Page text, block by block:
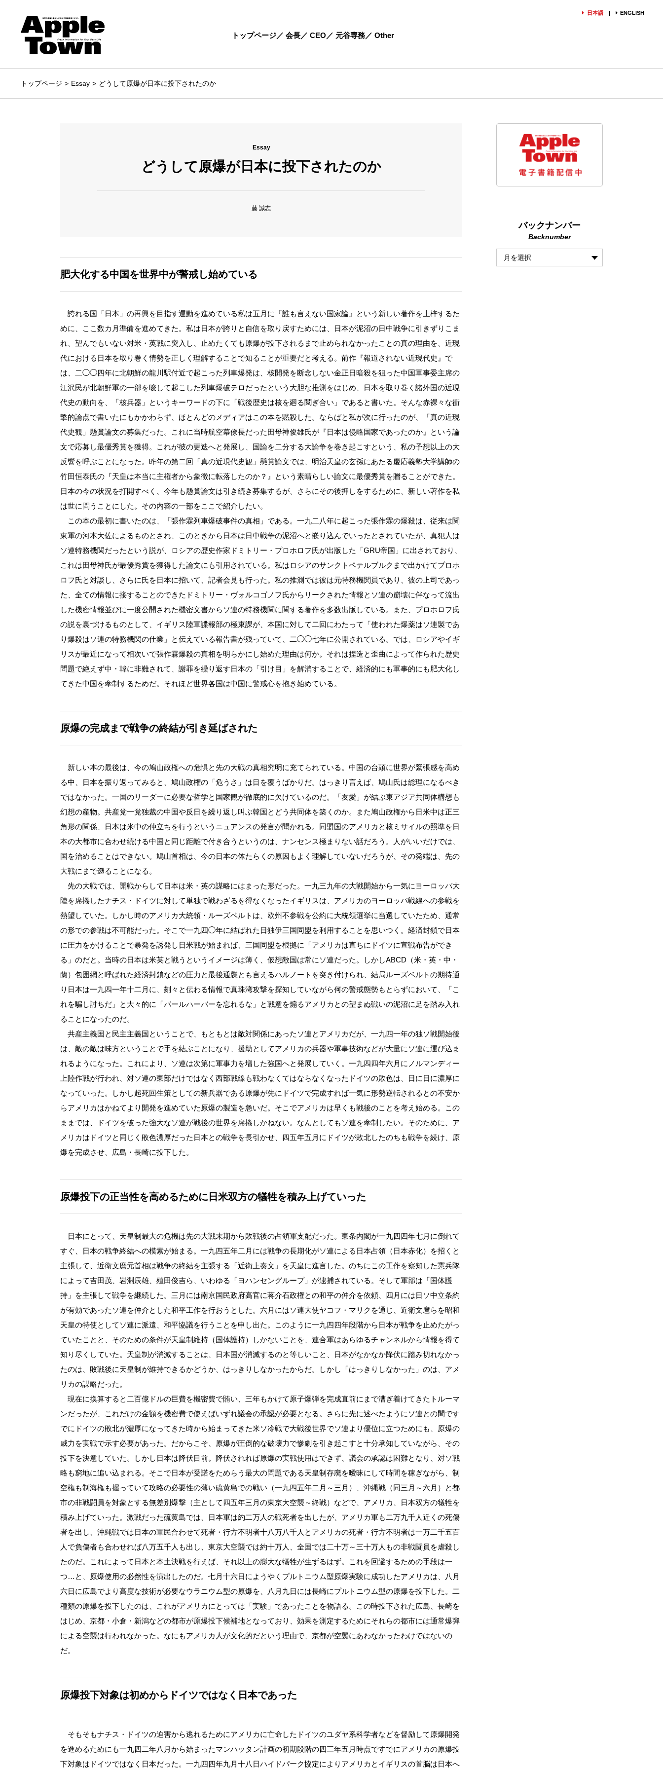
日本語 ENGLISH
トップページ 会長 CEO 元谷専務 Other
トップページ Essay どうして原爆が日本に投下されたのか
Essay
どうして原爆が日本に投下されたのか
藤 誠志
肥大化する中国を世界中が警戒し始めている
誇れる国「日本」の再興を目指す運動を進めている私は五月に『誰も言えない国家論』という新しい著作を上梓するた
めに、ここ数カ月準備を進めてきた。私は日本が誇りと自信を取り戻すためには、日本が泥沼の日中戦争に引きずりこま
れ、望んでもいない対米・英戦に突入し、止めたくても原爆が投下されるまで止められなかったことの真の理由を、近現
代における日本を取り巻く情勢を正しく理解することで知ることが重要だと考える。前作『報道されない近現代史』で
は、二◯◯四年に北朝鮮の龍川駅付近で起こった列車爆発は、核開発を断念しない金正日暗殺を狙った中国軍事委主席の
江沢民が北朝鮮軍の一部を唆して起こした列車爆破テロだったという大胆な推測をはじめ、日本を取り巻く諸外国の近現
代史の動向を、「核兵器」というキーワードの下に「戦後歴史は核を廻る鬩ぎ合い」であると書いた。そんな赤裸々な衝
撃的論点で書いたにもかかわらず、ほとんどのメディアはこの本を黙殺した。ならばと私が次に行ったのが、「真の近現
代史観」懸賞論文の募集だった。これに当時航空幕僚長だった田母神俊雄氏が『日本は侵略国家であったのか』という論
文で応募し最優秀賞を獲得。これが彼の更迭へと発展し、国論を二分する大論争を巻き起こすという、私の予想以上の大
反響を呼ぶことになった。昨年の第二回「真の近現代史観」懸賞論文では、明治天皇の玄孫にあたる慶応義塾大学講師の
竹田恒泰氏の『天皇は本当に主権者から象徴に転落したのか？』という素晴らしい論文に最優秀賞を贈ることができた。
日本の今の状況を打開すべく、今年も懸賞論文は引き続き募集するが、さらにその後押しをするために、新しい著作を私
は世に問うことにした。その内容の一部をここで紹介したい。
この本の最初に書いたのは、「張作霖列車爆破事件の真相」である。一九二八年に起こった張作霖の爆殺は、従来は関
東軍の河本大佐によるものとされ、このときから日本は日中戦争の泥沼へと嵌り込んでいったとされていたが、真犯人は
ソ連特務機関だったという説が、ロシアの歴史作家ドミトリー・プロホロフ氏が出版した「GRU帝国」に出されており、
これは田母神氏が最優秀賞を獲得した論文にも引用されている。私はロシアのサンクトペテルブルクまで出かけてプロホ
ロフ氏と対談し、さらに氏を日本に招いて、記者会見も行った。私の推測では彼は元特務機関員であり、彼の上司であっ
た、全ての情報に接することのできたドミトリー・ヴォルコゴノフ氏からリークされた情報とソ連の崩壊に伴なって流出
した機密情報並びに一度公開された機密文書からソ連の特務機関に関する著作を多数出版している。また、プロホロフ氏
の説を裏づけるものとして、イギリス陸軍諜報部の極東課が、本国に対して二回にわたって「使われた爆薬はソ連製であ
り爆殺はソ連の特務機関の仕業」と伝えている報告書が残っていて、二◯◯七年に公開されている。では、ロシアやイギ
リスが最近になって相次いで張作霖爆殺の真相を明らかにし始めた理由は何か。それは捏造と歪曲によって作られた歴史
問題で絶えず中・韓に非難されて、謝罪を繰り返す日本の「引け目」を解消することで、経済的にも軍事的にも肥大化し
てきた中国を牽制するためだ。それほど世界各国は中国に警戒心を抱き始めている。
原爆の完成まで戦争の終結が引き延ばされた
新しい本の最後は、今の鳩山政権への危惧と先の大戦の真相究明に充てられている。中国の台頭に世界が緊張感を高め
る中、日本を振り返ってみると、鳩山政権の「危うさ」は目を覆うばかりだ。はっきり言えば、鳩山氏は総理になるべき
ではなかった。一国のリーダーに必要な哲学と国家観が徹底的に欠けているのだ。「友愛」が結ぶ東アジア共同体構想も
幻想の産物。共産党一党独裁の中国や反日を繰り返し叫ぶ韓国とどう共同体を築くのか。また鳩山政権から日米中は正三
角形の関係、日本は米中の仲立ちを行うというニュアンスの発言が聞かれる。同盟国のアメリカと核ミサイルの照準を日
本の大都市に合わせ続ける中国と同じ距離で付き合うというのは、ナンセンス極まりない話だろう。人がいいだけでは、
国を治めることはできない。鳩山首相は、今の日本の体たらくの原因もよく理解していないだろうが、その発端は、先の
大戦にまで遡ることになる。
先の大戦では、開戦からして日本は米・英の謀略にはまった形だった。一九三九年の大戦開始から一気にヨーロッパ大
陸を席捲したナチス・ドイツに対して単独で戦わざるを得なくなったイギリスは、アメリカのヨーロッパ戦線への参戦を
熱望していた。しかし時のアメリカ大統領・ルーズベルトは、欧州不参戦を公約に大統領選挙に当選していたため、通常
の形での参戦は不可能だった。そこで一九四◯年に結ばれた日独伊三国同盟を利用することを思いつく。経済封鎖で日本
に圧力をかけることで暴発を誘発し日米戦が始まれば、三国同盟を根拠に「アメリカは直ちにドイツに宣戦布告ができ
る」のだと。当時の日本は米英と戦うというイメージは薄く、仮想敵国は常にソ連だった。しかしABCD（米・英・中・
蘭）包囲網と呼ばれた経済封鎖などの圧力と最後通牒とも言えるハルノートを突き付けられ、結局ルーズベルトの期待通
り日本は一九四一年十二月に、刻々と伝わる情報で真珠湾攻撃を探知していながら何の警戒態勢もとらずにおいて、「こ
れを騙し討ちだ」と大々的に「パールハーバーを忘れるな」と戦意を煽るアメリカとの望まぬ戦いの泥沼に足を踏み入れ
ることになったのだ。
共産主義国と民主主義国ということで、もともとは敵対関係にあったソ連とアメリカだが、一九四一年の独ソ戦開始後
は、敵の敵は味方ということで手を結ぶことになり、援助としてアメリカの兵器や軍事技術などが大量にソ連に運び込ま
れるようになった。これにより、ソ連は次第に軍事力を増した強国へと発展していく。一九四四年六月にノルマンディー
上陸作戦が行われ、対ソ連の東部だけではなく西部戦線も戦わなくてはならなくなったドイツの敗色は、日に日に濃厚に
なっていった。しかし起死回生策としての新兵器である原爆が先にドイツで完成すれば一気に形勢逆転されるとの不安か
らアメリカはかねてより開発を進めていた原爆の製造を急いだ。そこでアメリカは早くも戦後のことを考え始める。この
ままでは、ドイツを破った強大なソ連が戦後の世界を席捲しかねない。なんとしてもソ連を牽制したい。そのために、ア
メリカはドイツと同じく敗色濃厚だった日本との戦争を長引かせ、四五年五月にドイツが敗北したのちも戦争を続け、原
爆を完成させ、広島・長崎に投下した。
原爆投下の正当性を高めるために日米双方の犠牲を積み上げていった
日本にとって、天皇制最大の危機は先の大戦末期から敗戦後の占領軍支配だった。東条内閣が一九四四年七月に倒れて
すぐ、日本の戦争終結への模索が始まる。一九四五年二月には戦争の長期化がソ連による日本占領（日本赤化）を招くと
主張して、近衛文麿元首相は戦争の終結を主張する「近衛上奏文」を天皇に進言した。のちにこの工作を察知した憲兵隊
によって吉田茂、岩淵辰雄、殖田俊吉ら、いわゆる「ヨハンセングループ」が逮捕されている。そして軍部は「国体護
持」を主張して戦争を継続した。三月には南京国民政府高官に蒋介石政権との和平の仲介を依頼、四月には日ソ中立条約
が有効であったソ連を仲介とした和平工作を行おうとした。六月にはソ連大使ヤコフ・マリクを通じ、近衛文麿らを昭和
天皇の特使としてソ連に派遣、和平協議を行うことを申し出た。このように一九四四年段階から日本が戦争を止めたがっ
ていたことと、そのための条件が天皇制維持（国体護持）しかないことを、連合軍はあらゆるチャンネルから情報を得て
知り尽くしていた。天皇制が消滅することは、日本国が消滅するのと等しいこと、日本がなかなか降伏に踏み切れなかっ
たのは、敗戦後に天皇制が維持できるかどうか、はっきりしなかったからだ。しかし「はっきりしなかった」のは、アメ
リカの謀略だった。
現在に換算すると二百億ドルの巨費を機密費で賄い、三年もかけて原子爆弾を完成直前にまで漕ぎ着けてきたトルーマ
ンだったが、これだけの金額を機密費で使えばいずれ議会の承認が必要となる。さらに先に述べたようにソ連との間です
でにドイツの敗北が濃厚になってきた時から始まってきた米ソ冷戦で大戦後世界でソ連より優位に立つためにも、原爆の
威力を実戦で示す必要があった。だからこそ、原爆が圧倒的な破壊力で惨劇を引き起こすと十分承知していながら、その
投下を決意していた。しかし日本は降伏目前。降伏されれば原爆の実戦使用はできず、議会の承認は困難となり、対ソ戦
略も窮地に追い込まれる。そこで日本が受諾をためらう最大の問題である天皇制存廃を曖昧にして時間を稼ぎながら、制
空権も制海権も握っていて攻略の必要性の薄い硫黄島での戦い（一九四五年二月～三月）、沖縄戦（同三月～六月）と都
市の非戦闘員を対象とする無差別爆撃（主として四五年三月の東京大空襲～終戦）などで、アメリカ、日本双方の犠牲を
積み上げていった。激戦だった硫黄島では、日本軍は約二万人の戦死者を出したが、アメリカ軍も二万九千人近くの死傷
者を出し、沖縄戦では日本の軍民合わせて死者・行方不明者十八万八千人とアメリカの死者・行方不明者は一万二千五百
人で負傷者も合わせれば八万五千人も出し、東京大空襲では約十万人、全国では二十万～三十万人もの非戦闘員を虐殺し
たのだ。これによって日本と本土決戦を行えば、それ以上の膨大な犠牲が生ずるはず。これを回避するための手段は一
つ…と、原爆使用の必然性を演出したのだ。七月十六日にようやくプルトニウム型原爆実験に成功したアメリカは、八月
六日に広島でより高度な技術が必要なウラニウム型の原爆を、八月九日には長崎にプルトニウム型の原爆を投下した。二
種類の原爆を投下したのは、これがアメリカにとっては「実験」であったことを物語る。この時投下された広島、長崎を
はじめ、京都・小倉・新潟などの都市が原爆投下候補地となっており、効果を測定するためにそれらの都市には通常爆弾
による空襲は行われなかった。なにもアメリカ人が文化的だという理由で、京都が空襲にあわなかったわけではないの
だ。
原爆投下対象は初めからドイツではなく日本であった
そもそもナチス・ドイツの迫害から逃れるためにアメリカに亡命したドイツのユダヤ系科学者などを督励して原爆開発
を進めるためにも一九四二年八月から始まったマンハッタン計画の初期段階の四三年五月時点ですでにアメリカの原爆投
下対象はドイツではなく日本だった。一九四四年九月十八日ハイドパーク協定によりアメリカとイギリスの首脳は日本へ
バックナンバー
Backnumber